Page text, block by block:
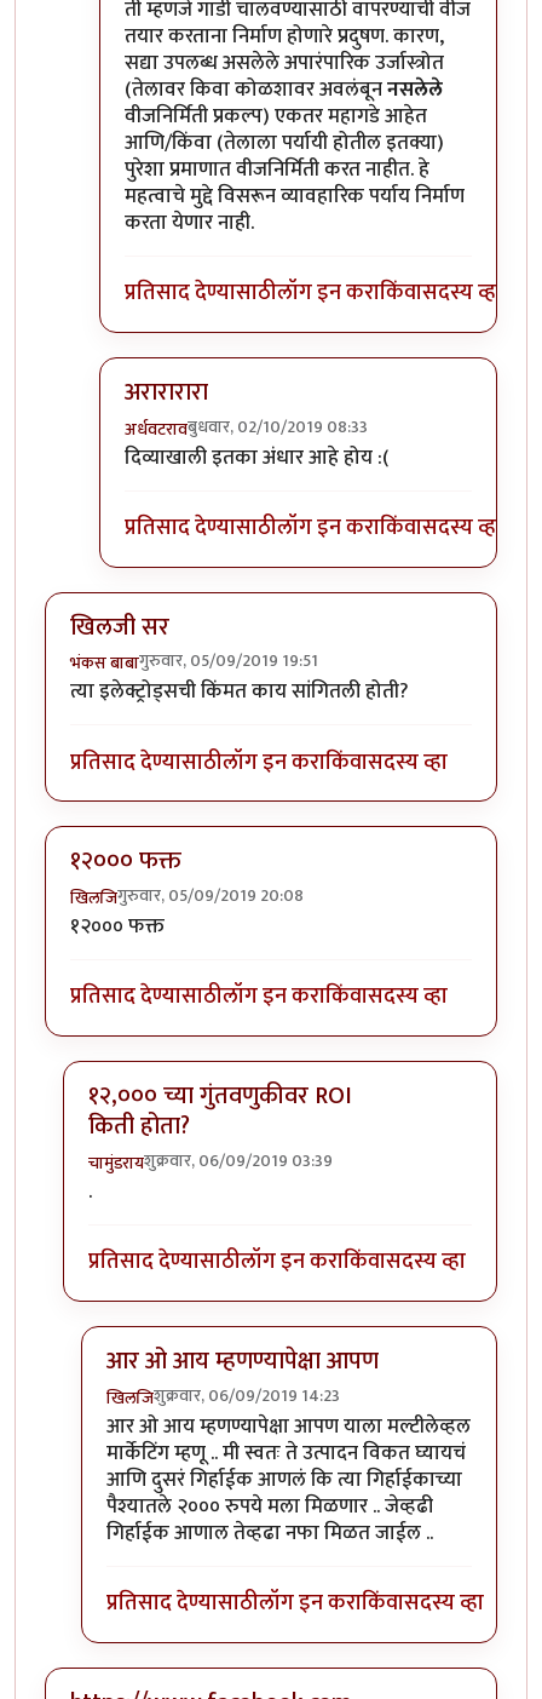
ती म्हणजे गाडी चालवण्यासाठी वापरण्याची वीज
तयार करताना निर्माण होणारे प्रदुषण. कारण,
सद्या उपलब्ध असलेले अपारंपारिक उर्जास्त्रोत
(तेलावर किवा कोळशावर अवलंबूननसलेले
वीजनिर्मिती प्रकल्प) एकतर महागडे आहेत
आणि/किंवा (तेलाला पर्यायी होतील इतक्या)
पुरेशा प्रमाणात वीजनिर्मिती करत नाहीत. हे
महत्वाचे मुद्दे विसरून व्यावहारिक पर्याय निर्माण
करता येणार नाही.
प्रतिसाद देण्यासाठीलॉग इन कराकिंवासदस्य व्हा
अरारारारा
अर्धवटरावबुधवार, 02/10/2019 08:33
In reply toइंटर्नल कंबशन इंजिनाची इंधन
दिव्याखाली इतका अंधार आहे होय :(
प्रतिसाद देण्यासाठीलॉग इन कराकिंवासदस्य व्हा
खिलजी सर
भंकस बाबागुरुवार, 05/09/2019 19:51
त्या इलेक्ट्रोड्सची किंमत काय सांगितली होती?
प्रतिसाद देण्यासाठीलॉग इन कराकिंवासदस्य व्हा
१२००० फक्त
खिलजिगुरुवार, 05/09/2019 20:08
१२००० फक्त
प्रतिसाद देण्यासाठीलॉग इन कराकिंवासदस्य व्हा
१२,००० च्या गुंतवणुकीवर ROI
किती होता?
चामुंडरायशुक्रवार, 06/09/2019 03:39
In reply to
.
प्रतिसाद देण्यासाठीलॉग इन कराकिंवासदस्य व्हा
आर ओ आय म्हणण्यापेक्षा आपण
खिलजिशुक्रवार, 06/09/2019 14:23
In reply to१२,००० च्या गुंतवणुकीवर ROI किती होता?
आर ओ आय म्हणण्यापेक्षा आपण याला मल्टीलेव्हल
मार्केटिंग म्हणू .. मी स्वतः ते उत्पादन विकत घ्यायचं
आणि दुसरं गिर्हाईक आणलं कि त्या गिर्हाईकाच्या
पैश्यातले २००० रुपये मला मिळणार .. जेव्हढी
गिर्हाईक आणाल तेव्हढा नफा मिळत जाईल ..
प्रतिसाद देण्यासाठीलॉग इन कराकिंवासदस्य व्हा